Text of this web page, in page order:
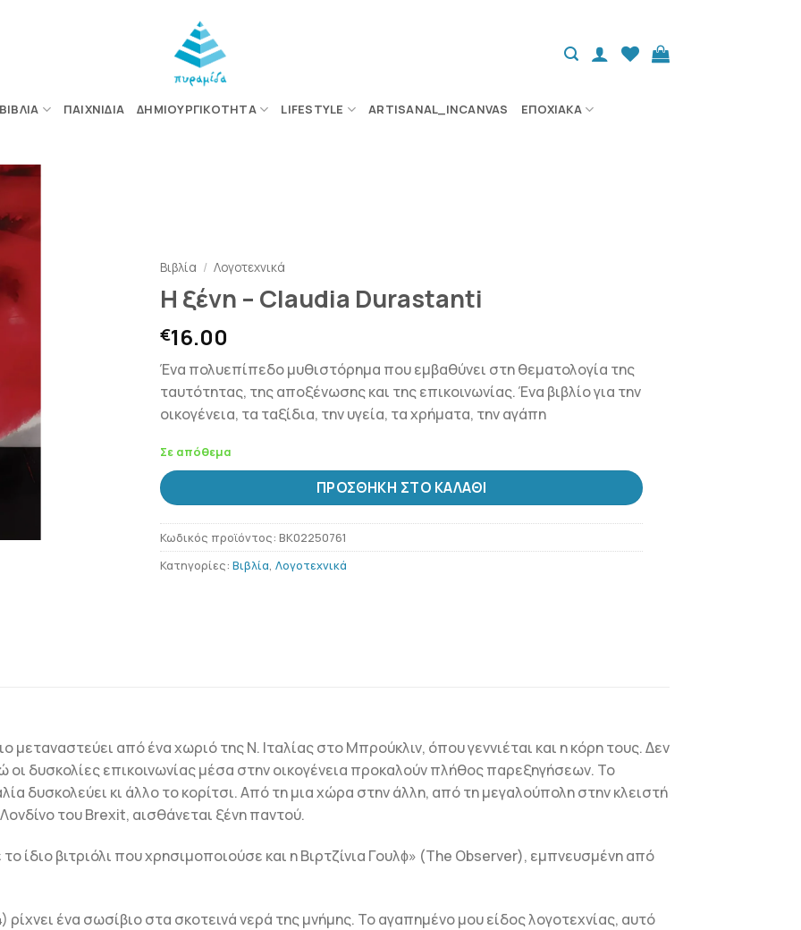
ΒΙΒΛΊΑ ΠΑΙΧΝΊΔΙΑ ΔΗΜΙΟΥΡΓΙΚΌΤΗΤΑ LIFESTYLE ARTISANAL_INCANVAS ΕΠΟΧΙΑΚΆ
ΠΡΟΣΘΉΚΗ
ΣΤΗΝ
ΕΠΙΘΥΜΙΏΝ
Βιβλία / Λογοτεχνικά
Η ξένη – Claudia Durastanti
€16.00
Ένα πολυεπίπεδο μυθιστόρημα που εμβαθύνει στη θεματολογία της
ταυτότητας, της αποξένωσης και της επικοινωνίας. Ένα βιβλίο για την
οικογένεια, τα ταξίδια, την υγεία, τα χρήματα, την αγάπη
Σε απόθεμα
ΠΡΟΣΘΉΚΗ ΣΤΟ ΚΑΛΆΘΙ
Κωδικός προϊόντος: BK02250761
Κατηγορίες: Βιβλία, Λογοτεχνικά
μεταναστεύει από ένα χωριό της Ν. Ιταλίας στο Μπρούκλιν, όπου γεννιέται και η κόρη τους. Δεν
οι δυσκολίες επικοινωνίας μέσα στην οικογένεια προκαλούν πλήθος παρεξηγήσεων. Το
δυσκολεύει κι άλλο το κορίτσι. Από τη μια χώρα στην άλλη, από τη μεγαλούπολη στην κλειστή
του Brexit, αισθάνεται ξένη παντού.
ίδιο βιτριόλι που χρησιμοποιούσε και η Βιρτζίνια Γουλϕ» (The Observer), εμπνευσμένη από
ρίχνει ένα σωσίβιο στα σκοτεινά νερά της μνήμης. Το αγαπημένο μου είδος λογοτεχνίας, αυτό